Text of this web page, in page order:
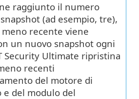
raggiunto il numero
(ad esempio, tre),
recente viene
un nuovo snapshot ogni
Security Ultimate ripristina
recenti
del motore di
e del modulo del